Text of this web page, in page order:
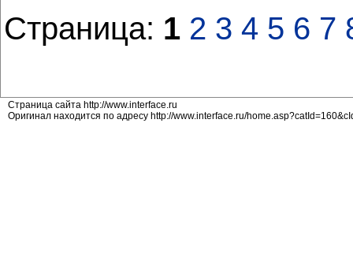
Страница: 1 2 3 4 5 6 7
Страница сайта http://www.interface.ru
Оригинал находится по адресу http://www.interface.ru/